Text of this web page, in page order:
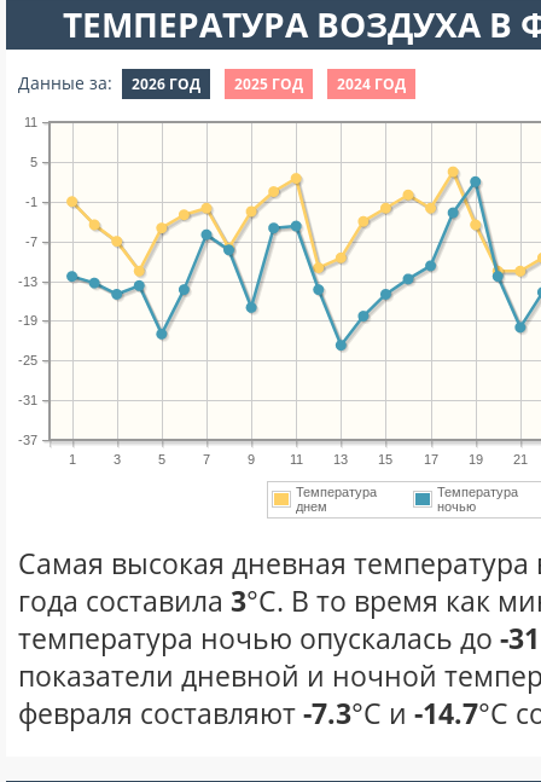
ТЕМПЕРАТУРА ВОЗДУХА В
Данные за: 2026 ГОД 2025 ГОД 2024 ГОД
1 3 5 7 9 11 13 15 17 19 21
-37
-31
-25
-19
-13
-7
-1
5
11
Температура
днем
Температура
ночью
Самая высокая дневная температура
года составила 3°С. В то время как
температура ночью опускалась до -31
показатели дневной и ночной
февраля составляют-7.3°С и -14.7°С